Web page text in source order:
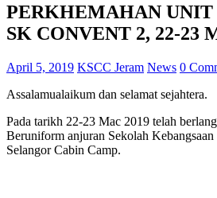
PERKHEMAHAN
SK CONVENT 2, 22-23
April 5, 2019 KSCC Jeram News 0
Assalamualaikum dan selamat sejahtera.
Pada tarikh 22-23 Mac 2019 telah
Beruniform anjuran Sekolah
Selangor Cabin Camp.